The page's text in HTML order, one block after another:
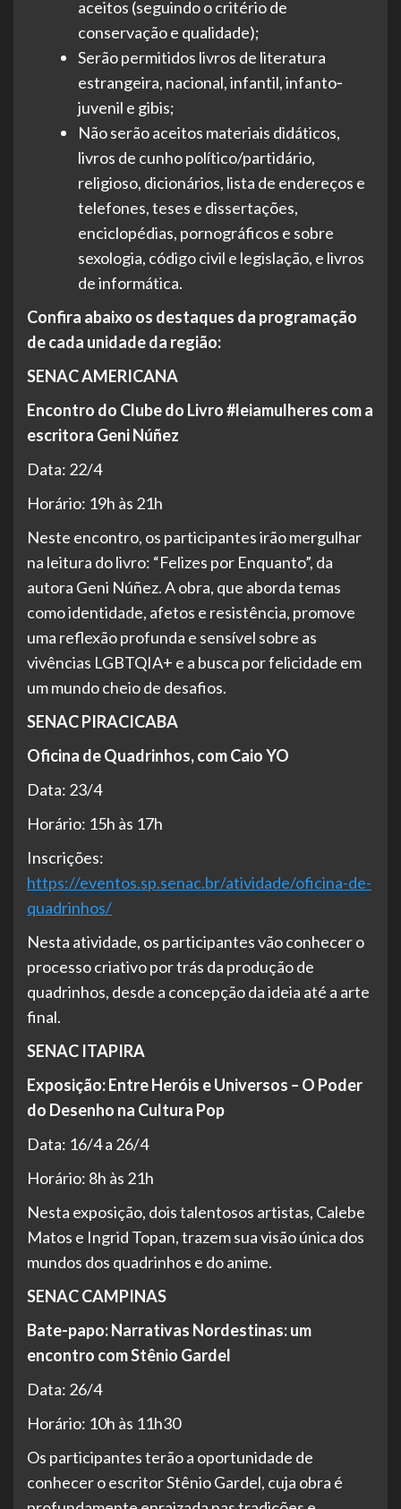
aceitos (seguindo o critério de
conservação e qualidade);
Serão permitidos livros de literatura
estrangeira, nacional, infantil, infanto‐
juvenil e gibis;
Não serão aceitos materiais didáticos,
livros de cunho político/partidário,
religioso, dicionários, lista de endereços e
telefones, teses e dissertações,
enciclopédias, pornográficos e sobre
sexologia, código civil e legislação, e livros
de informática.
Confira abaixo os destaques da programação
de cada unidade da região:
SENAC AMERICANA
Encontro do Clube do Livro #leiamulheres com a
escritora Geni Núñez
Data: 22/4
Horário: 19h às 21h
Neste encontro, os participantes irão mergulhar
na leitura do livro: “Felizes por Enquanto”, da
autora Geni Núñez. A obra, que aborda temas
como identidade, afetos e resistência, promove
uma reflexão profunda e sensível sobre as
vivências LGBTQIA+ e a busca por felicidade em
um mundo cheio de desafios.
SENAC PIRACICABA
Oficina de Quadrinhos, com Caio YO
Data: 23/4
Horário: 15h às 17h
Inscrições:
https://eventos.sp.senac.br/atividade/oficina-de-
quadrinhos/
Nesta atividade, os participantes vão conhecer o
processo criativo por trás da produção de
quadrinhos, desde a concepção da ideia até a arte
final.
SENAC ITAPIRA
Exposição: Entre Heróis e Universos – O Poder
do Desenho na Cultura Pop
Data: 16/4 a 26/4
Horário: 8h às 21h
Nesta exposição, dois talentosos artistas, Calebe
Matos e Ingrid Topan, trazem sua visão única dos
mundos dos quadrinhos e do anime.
SENAC CAMPINAS
Bate-papo: Narrativas Nordestinas: um
encontro com Stênio Gardel
Data: 26/4
Horário: 10h às 11h30
Os participantes terão a oportunidade de
conhecer o escritor Stênio Gardel, cuja obra é